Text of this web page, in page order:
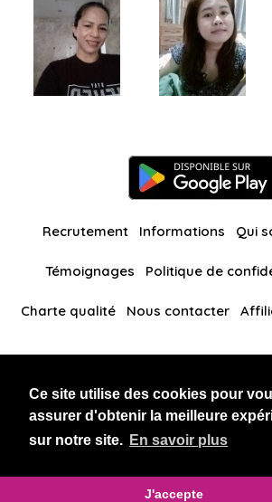
Ce site utilise des cookies pour
assurer d'obtenir la meilleure
sur notre site. En savoir plus
J'accepte
Recrutement Informations Qui
Témoignages Politique de
Charte qualité Nous contacter
BlackAndBeauties